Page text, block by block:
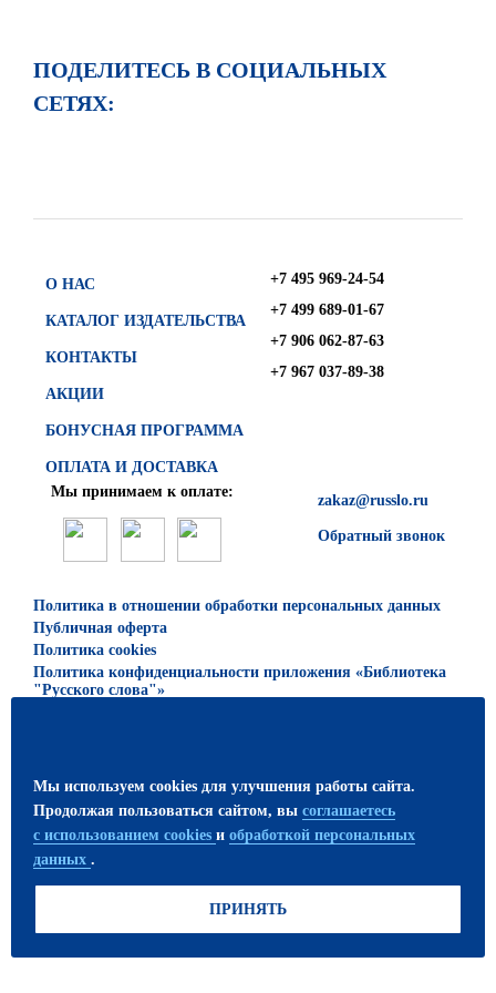
ПОДЕЛИТЕСЬ В СОЦИАЛЬНЫХ
СЕТЯХ:
О НАС
КАТАЛОГ ИЗДАТЕЛЬСТВА
КОНТАКТЫ
АКЦИИ
БОНУСНАЯ ПРОГРАММА
ОПЛАТА И ДОСТАВКА
+7 495 969-24-54
+7 499 689-01-67
+7 906 062-87-63
+7 967 037-89-38
zakaz@russlo.ru
Обратный звонок
Мы принимаем к оплате:
Политика в отношении обработки персональных данных
Публичная оферта
Политика cookies
Политика конфиденциальности приложения «Библиотека
"Русского слова"»
возможно только с письменного разрешения
издательства.
ПРИСОЕДИНЯЙТЕСЬ!
Мы используем cookies для улучшения работы сайта.
Продолжая пользоваться сайтом, вы соглашаетесь
с использованием cookies и обработкой персональных
данных .
ПРИНЯТЬ